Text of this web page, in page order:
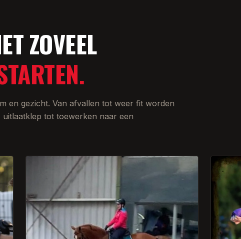
ZOVEEL
en gezicht. Van afvallen tot weer fit worden
tot toewerken naar een